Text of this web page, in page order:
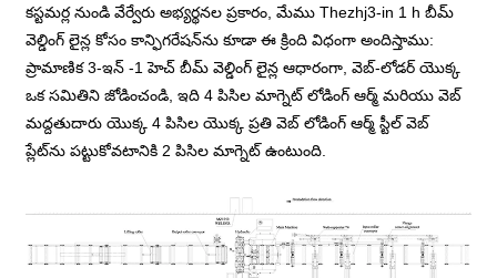
కస్టమర్ల నుండి వేర్వేరు అభ్యర్థనల ప్రకారం, మేము Thezhj3-in 1 h బీమ్
వెల్డింగ్ లైన్ల కోసం కాన్ఫిగరేషన్‌ను కూడా ఈ క్రింది విధంగా అందిస్తాము:
ప్రామాణిక 3-ఇన్ -1 హెచ్ బీమ్ వెల్డింగ్ లైన్ల ఆధారంగా, వెబ్-లోడర్ యొక్క
ఒక సమితిని జోడించండి, ఇది 4 పిసిల మాగ్నెట్ లోడింగ్ ఆర్మ్ మరియు వెబ్
మద్దతుదారు యొక్క 4 పిసిల యొక్క ప్రతి వెబ్ లోడింగ్ ఆర్మ్ స్టీల్ వెబ్
ప్లేట్‌ను పట్టుకోవటానికి 2 పిసిల మాగ్నెట్ ఉంటుంది.